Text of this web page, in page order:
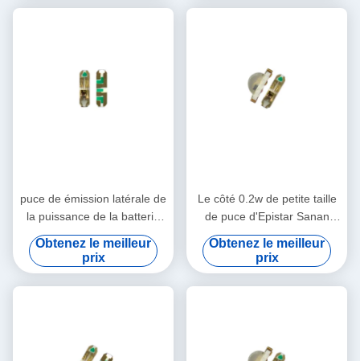
puce de émission latérale de
la puissance de la batterie
5V SK6812 RVB 0.2w 3210
LED
Obtenez le meilleur
prix
Le côté 0.2w de petite taille
de puce d'Epistar Sanan
émettant le smd de 3210
RVB a mené
Obtenez le meilleur
prix